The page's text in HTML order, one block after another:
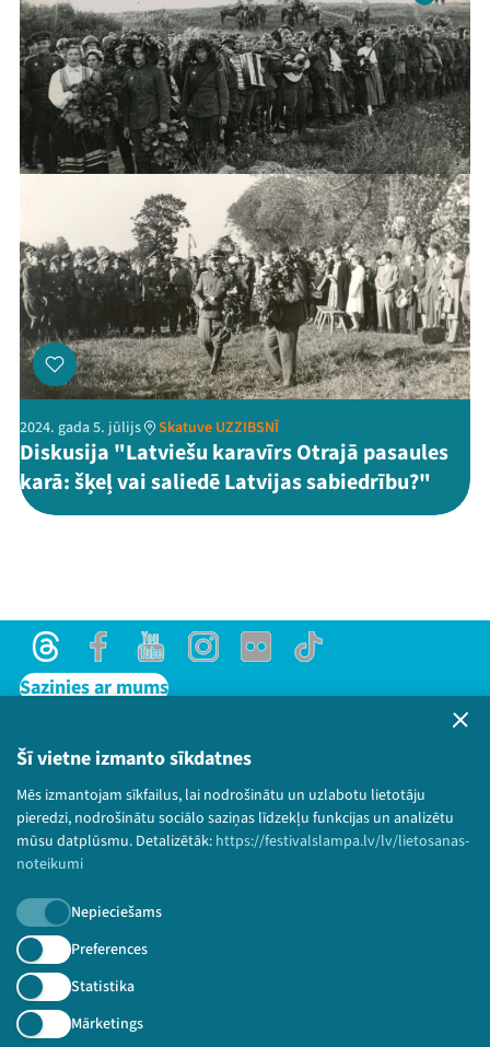
Šī vietne izmanto sīkdatnes
Mēs izmantojam sīkfailus, lai nodrošinātu un uzlabotu lietotāju
pieredzi, nodrošinātu sociālo saziņas līdzekļu funkcijas un analizētu
mūsu datplūsmu. Detalizētāk: https://festivalslampa.lv/lv/lietosanas-
noteikumi
Nepieciešams
Preferences
Statistika
Mārketings
2024. gada 5. jūlijs Skatuve UZZIBSNĪ
Diskusija "Latviešu karavīrs Otrajā pasaules
karā: šķeļ vai saliedē Latvijas sabiedrību?"
ThreadsFacebookYoutubeInstagram
Flick TikTok
Sazinies ar mums
Lietošanas noteikumi un sīkdatņu politika
Bērnu aizsardzības politika
© 2026 Sarunu festivāls LAMPA Visas tiesības
paturētas.
Piesakies jaunumiem!
Nepalaid garām aktuālāko informāciju!